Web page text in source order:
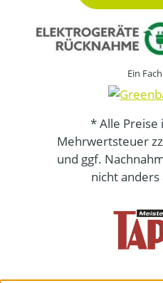
Ein
* Alle Preise
Mehrwertsteuer
und ggf.
nicht anders